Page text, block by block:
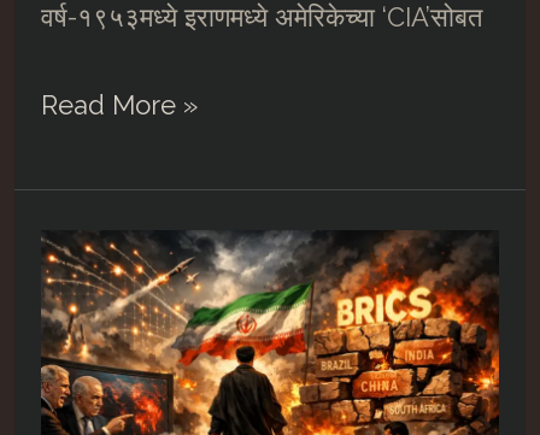
वर्ष-१९५३मध्ये इराणमध्ये अमेरिकेच्या ‘CIA’सोबत
अमेरिका-
इराण
शिमग्याचं
कवित्व….##7
Read More »